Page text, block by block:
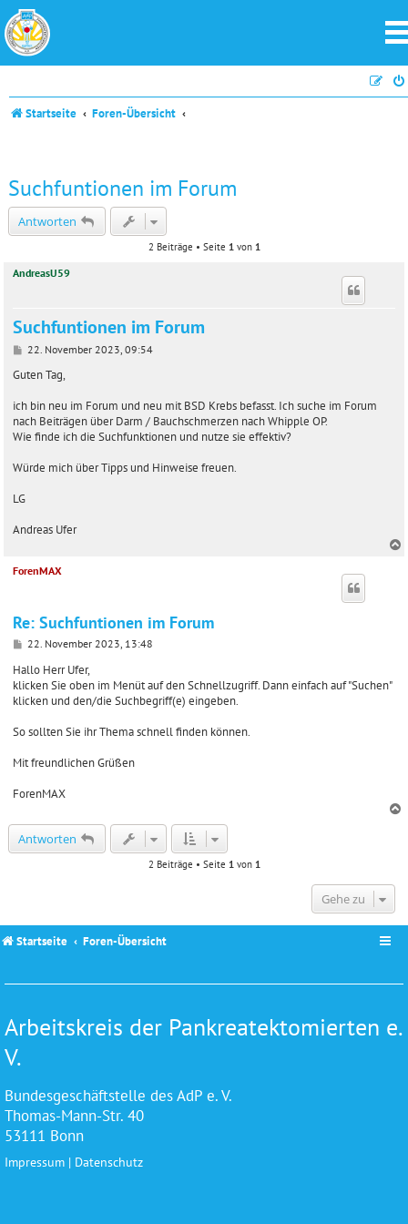
Startseite Foren-Übersicht
Suchfuntionen im Forum
Antworten
2 Beiträge • Seite 1 von 1
AndreasU59
Suchfuntionen im Forum
B
i
a
g
22. November 2023, 09:54
Guten Tag,
ich bin neu im Forum und neu mit BSD Krebs befasst. Ich suche im Forum
nach Beiträgen über Darm / Bauchschmerzen nach Whipple OP.
Wie finde ich die Suchfunktionen und nutze sie effektiv?
Würde mich über Tipps und Hinweise freuen.
LG
Andreas Ufer
ForenMAX
Re: Suchfuntionen im Forum
B
i
t
r
a
22. November 2023, 13:48
Hallo Herr Ufer,
klicken Sie oben im Menüt auf den Schnellzugriff. Dann einfach auf "Suchen"
klicken und den/die Suchbegriff(e) eingeben.
So sollten Sie ihr Thema schnell finden können.
Mit freundlichen Grüßen
ForenMAX
Antworten
2 Beiträge • Seite 1 von 1
Gehe zu
Startseite Foren-Übersicht
Arbeitskreis der Pankreatektomierten e.
V.
Bundesgeschäftstelle des AdP e. V.
Thomas-Mann-Str. 40
53111 Bonn
Impressum | Datenschutz